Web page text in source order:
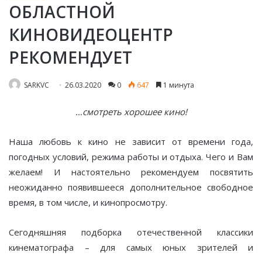
ОБЛАСТНОЙ
КИНОВИДЕОЦЕНТР
РЕКОМЕНДУЕТ
SARKVC 26.03.2020 0 647 1 минута
…смотреть хорошее кино!
Наша любовь к кино не зависит от времени года,
погодных условий, режима работы и отдыха. Чего и Вам
желаем! И настоятельно рекомендуем посвятить
неожиданно появившееся дополнительное свободное
время, в том числе, и кинопросмотру.
Сегодняшняя подборка отечественной классики
кинематографа – для самых юных зрителей и